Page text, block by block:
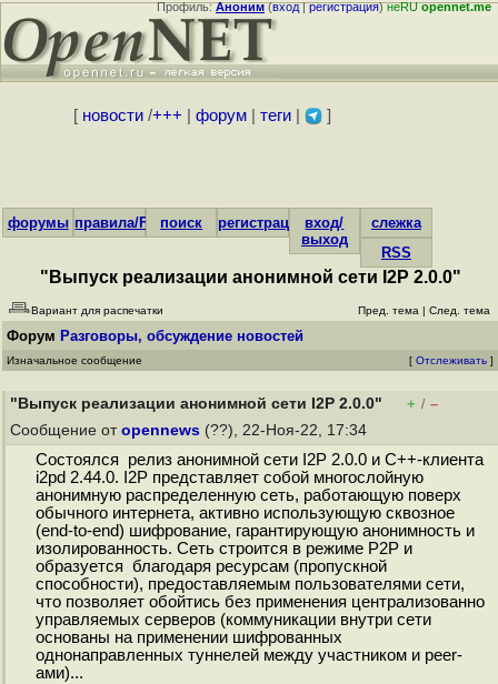
Профиль:Аноним(вход|регистрация)неRUopennet.me
[ новости/+++ форум| теги| ]
форумы правила/FAQпоиск регистрациявход/
выход
слежка
RSS
"Выпуск реализации анонимной сети I2P 2.0.0"
Вариант для распечатки Пред. тема | След. тема
Форум Разговоры, обсуждение новостей
Изначальное сообщение [ Отслеживать ]
"Выпуск реализации анонимной сети I2P 2.0.0" + / –
Сообщение от opennews (??), 22-Ноя-22, 17:34
Состоялся релиз анонимной сети I2P 2.0.0 и C++-клиента
i2pd 2.44.0. I2P представляет собой многослойную
анонимную распределенную сеть, работающую поверх
обычного интернета, активно использующую сквозное
(end-to-end) шифрование, гарантирующую анонимность и
изолированность. Сеть строится в режиме P2P и
образуется благодаря ресурсам (пропускной
способности), предоставляемым пользователями сети,
что позволяет обойтись без применения централизованно
управляемых серверов (коммуникации внутри сети
основаны на применении шифрованных
однонаправленных туннелей между участником и peer-
ами)...